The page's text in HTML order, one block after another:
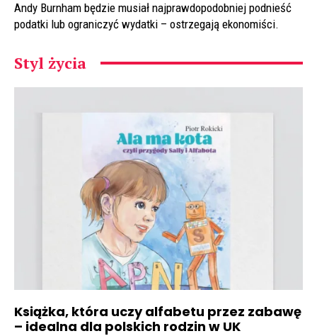
Andy Burnham będzie musiał najprawdopodobniej podnieść
podatki lub ograniczyć wydatki – ostrzegają ekonomiści.
Styl życia
Książka, która uczy alfabetu przez zabawę
– idealna dla polskich rodzin w UK